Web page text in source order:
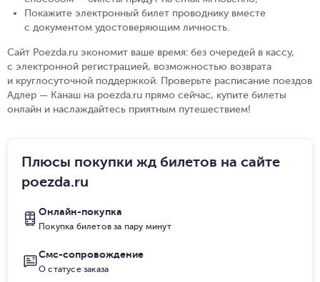
Покажите электронный билет проводнику вместе
с документом удостоверяющим личность.
Сайт Poezda.ru экономит ваше время: без очередей в кассу,
с электронной регистрацией, возможностью возврата
и круглосуточной поддержкой. Проверьте расписание поездов
Адлер — Канаш на poezda.ru прямо сейчас, купите билеты
онлайн и наслаждайтесь приятным путешествием!
Плюсы покупки жд билетов на сайте
poezda.ru
Онлайн-покупка
Покупка билетов за пару минут
Смс-сопровождение
О статусе заказа